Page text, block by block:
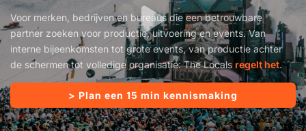
Voor merken, bedrijven en bureaus die een betrouwbare
partner zoeken voor productie, uitvoering en events. Van
interne bijeenkomsten tot grote events, van productie achter
de schermen tot volledige organisatie: The Locals regelt het.
> Plan een 15 min kennismaking